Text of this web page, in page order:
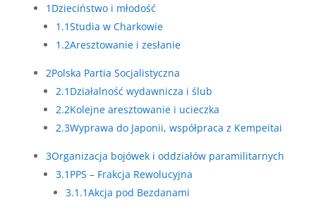
1 Dzieciństwo i młodość
1.1Studia w Charkowie
1.2Aresztowanie i zesłanie
2Polska Partia Socjalistyczna
2.1 Działalność wydawnicza i ślub
2.2Kolejne aresztowanie i ucieczka
2.3Wyprawa do Japonii, współpraca z Kempeitai
3Organizacja bojówek i oddziałów paramilitarnych
3.1 PPS – Frakcja Rewolucyjna
3.1.1Akcja pod Bezdanami